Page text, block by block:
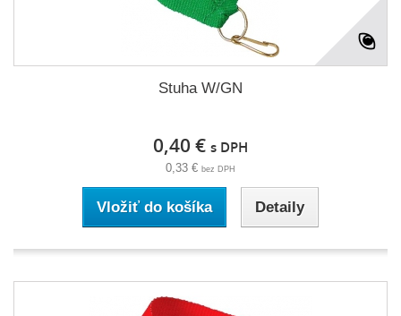
Stuha W/GN
0,40 € s DPH
0,33 € bez DPH
Vložiť do košíka Detaily